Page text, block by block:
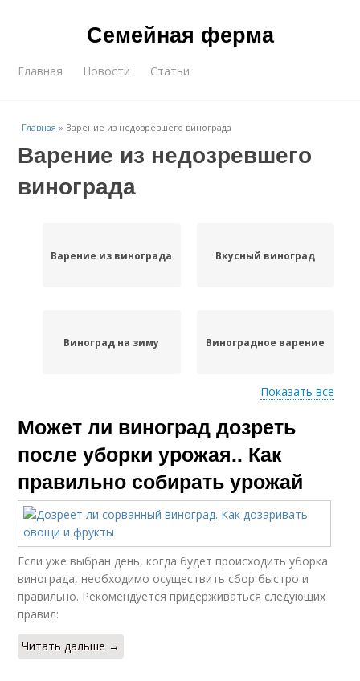
Семейная ферма
Главная Новости Статьи
Главная » Варение из недозревшего винограда
Варение из недозревшего
винограда
Варение из винограда Вкусный виноград
Виноград на зиму Виноградное варение
Неспелый виноград Виноград в августе
Показать все
Может ли виноград дозреть
после уборки урожая.. Как
правильно собирать урожай
Если уже выбран день, когда будет происходить уборка
винограда, необходимо осуществить сбор быстро и
правильно. Рекомендуется придерживаться следующих
правил:
Читать дальше →